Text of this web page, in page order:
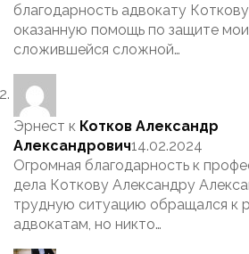
благодарность адвокату
оказанную помощь по защите
сложившейся сложной…
Эрнест к Котков Александр
Александрович14.02.2024
Огромная благодарность к
дела Коткову Александру
трудную ситуацию обращался к
адвокатам, но никто…